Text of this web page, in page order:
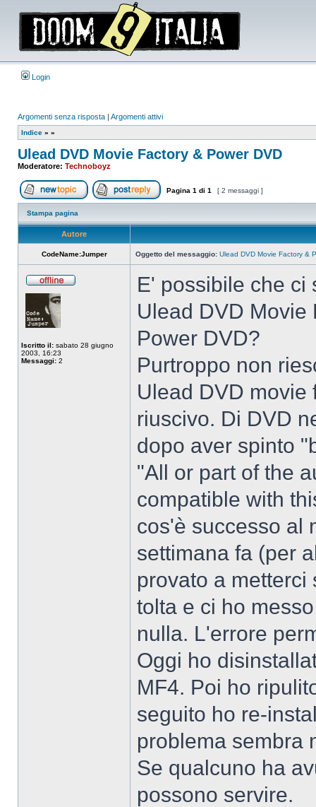
Login
Argomenti senza risposta | Argomenti attivi
Indice » »
Ulead DVD Movie Factory & Power DVD
Moderatore: Technoboyz
Apri un nuovo argomentoRispondi all’argomento
Pagina 1 di 1 [ 2 messaggi ]
Stampa pagina
Autore
CodeName:Jumper Oggetto del messaggio: Ulead DVD Movie Factory &
Iscritto il: sabato 28 giugno
2003, 16:23
Messaggi: 2
E' possibile che ci
Ulead DVD Movie
Power DVD?
Purtroppo non
Ulead DVD movie
riuscivo. Di DVD
dopo aver spinto
"All or part of the
compatible with
cos'è successo al
settimana fa (per
provato a
tolta e ci ho
nulla. L'errore
Oggi ho
MF4. Poi ho
seguito ho re-
problema sembra
Se qualcuno ha
possono servire.